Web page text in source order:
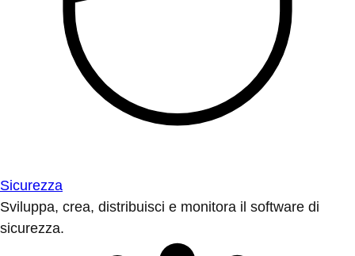
Sicurezza
Sviluppa, crea, distribuisci e monitora il software di
sicurezza.